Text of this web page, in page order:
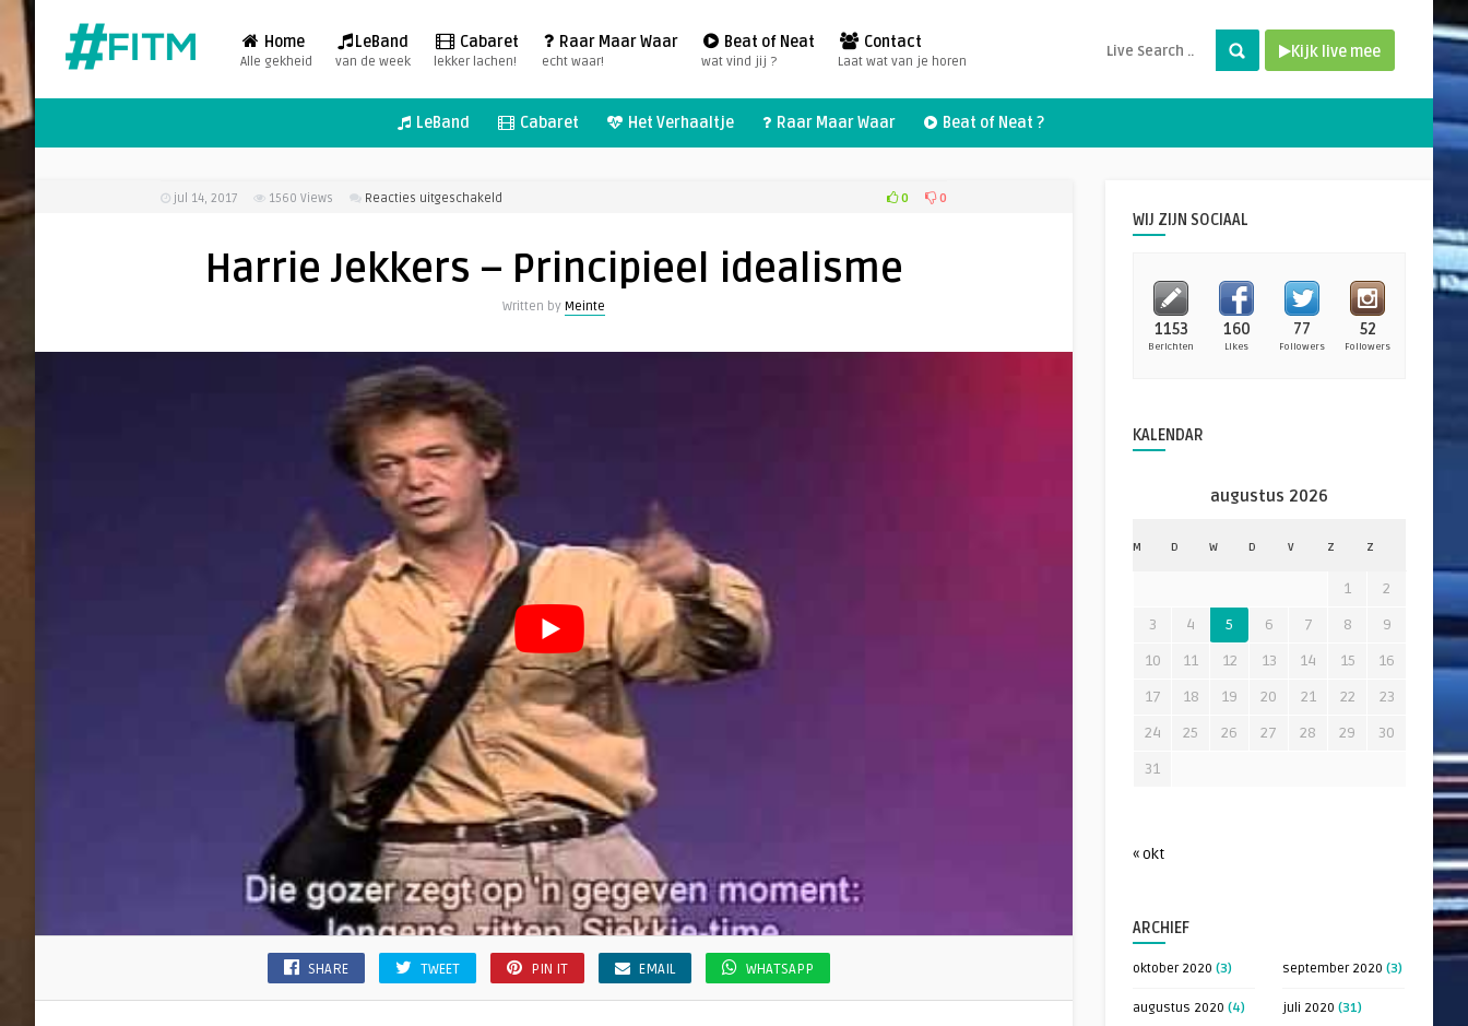
Home
Alle gekheid
LeBand
van de week
Cabaret
lekker lachen!
Raar Maar Waar
echt waar!
Beat of Neat
wat vind jij ?
Contact
Laat wat van je horen
Kijk live mee
LeBand Cabaret Het Verhaaltje Raar Maar Waar Beat of Neat ?
jul 14, 2017 1560 Views Reacties uitgeschakeld
idealisme
0 0
Harrie Jekkers – Principieel idealisme
Written by Meinte
SHARE TWEET PIN IT EMAIL WHATSAPP
WIJ ZIJN SOCIAAL
1153
Berichten
160
Likes
77
Followers
52
Followers
KALENDAR
augustus 2026
M D W D V Z Z
1
2
3
4 5 6 7 8
9
10
11 12 13 14 15
16
17
18 19 20 21 22
23
24
25 26 27 28 29
30
31
« okt
ARCHIEF
oktober 2020 (3) september 2020 (3)
augustus 2020 (4) juli 2020 (31)